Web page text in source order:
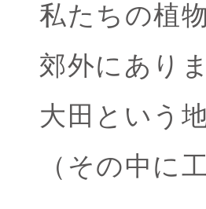
私たちの植
郊外にありま
大田という
（その中に